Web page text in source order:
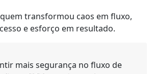
dizem sobre o SIGA
transformou caos em fluxo,
e esforço em resultado.
mais segurança no fluxo de